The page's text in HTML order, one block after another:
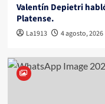
Valentín Depietri
Platense.
La1913 4 agosto, 2026